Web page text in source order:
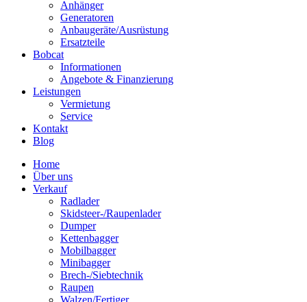
Anhänger
Generatoren
Anbaugeräte/Ausrüstung
Ersatzteile
Bobcat
Informationen
Angebote & Finanzierung
Leistungen
Vermietung
Service
Kontakt
Blog
Home
Über uns
Verkauf
Radlader
Skidsteer-/Raupenlader
Dumper
Kettenbagger
Mobilbagger
Minibagger
Brech-/Siebtechnik
Raupen
Walzen/Fertiger